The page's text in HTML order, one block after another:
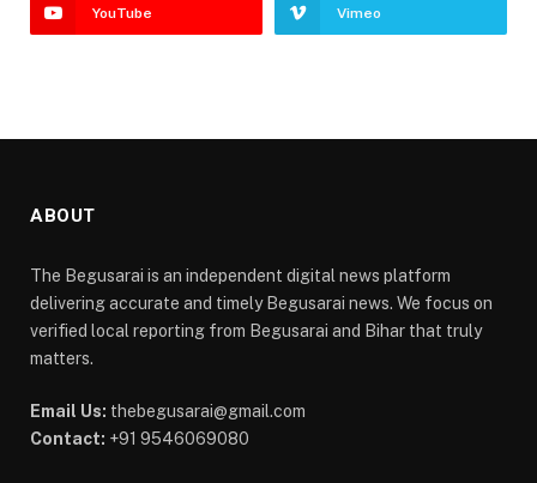
YouTube Vimeo
ABOUT
The Begusarai is an independent digital news platform
delivering accurate and timely Begusarai news. We focus on
verified local reporting from Begusarai and Bihar that truly
matters.
Email Us: thebegusarai@gmail.com
Contact: +91 9546069080